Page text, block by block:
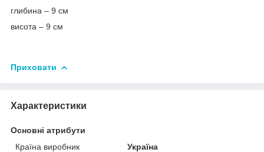
глибина – 9 см
висота – 9 см
Приховати
Характеристики
Основні атрибути
Країна виробник
Україна